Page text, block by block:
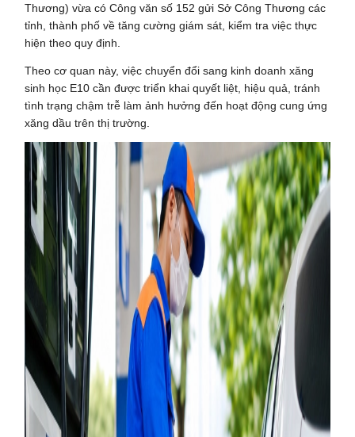
Thương) vừa có Công văn số 152 gửi Sở Công Thương các
tỉnh, thành phố về tăng cường giám sát, kiểm tra việc thực
hiện theo quy định.
Theo cơ quan này, việc chuyển đổi sang kinh doanh xăng
sinh học E10 cần được triển khai quyết liệt, hiệu quả, tránh
tình trạng chậm trễ làm ảnh hưởng đến hoạt động cung ứng
xăng dầu trên thị trường.